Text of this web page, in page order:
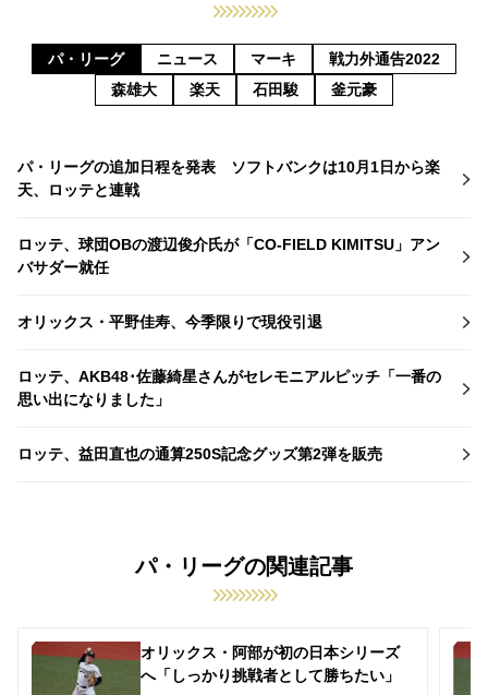
パ・リーグ ニュース マーキ
戦力外通告2022
森雄大
楽天 石田駿 釜元豪
パ・リーグの追加日程を発表 ソフトバンクは10月1日から楽
天、ロッテと連戦
ロッテ、球団OBの渡辺俊介氏が「CO-FIELD KIMITSU」アン
バサダー就任
オリックス・平野佳寿、今季限りで現役引退
ロッテ、AKB48･佐藤綺星さんがセレモニアルピッチ「一番の
思い出になりました」
ロッテ、益田直也の通算250S記念グッズ第2弾を販売
パ・リーグの関連記事
オリックス・阿部が初の日本シリーズ
へ「しっかり挑戦者として勝ちたい」